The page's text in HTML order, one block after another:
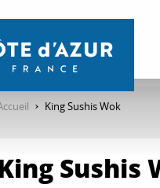
King Sushis Wok
Sushis